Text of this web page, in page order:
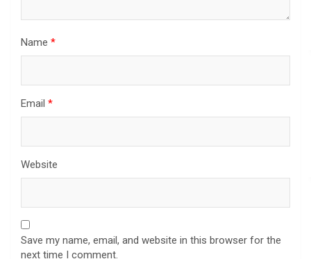
Name *
Email *
Website
Save my name, email, and website in this browser for the
next time I comment.